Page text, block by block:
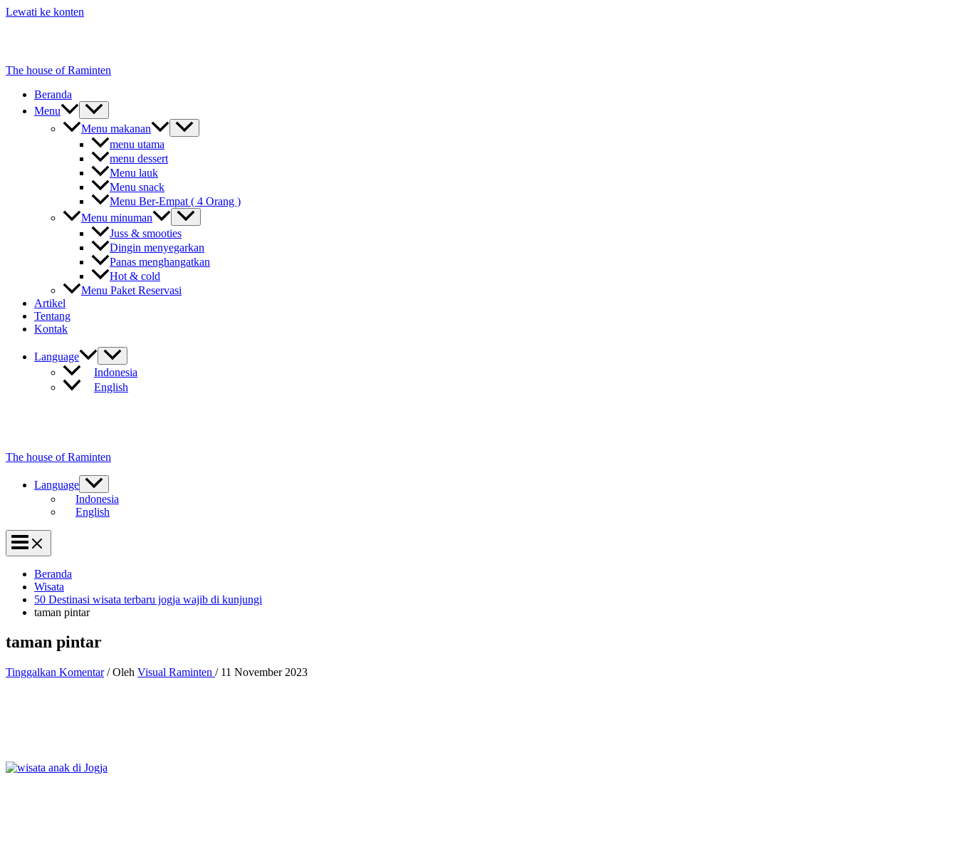
Lewati ke konten
The house of Raminten
Beranda
Menu
Menu makanan
menu utama
menu dessert
Menu lauk
Menu snack
Menu Ber-Empat ( 4 Orang )
Menu minuman
Juss & smooties
Dingin menyegarkan
Panas menghangatkan
Hot & cold
Menu Paket Reservasi
Artikel
Tentang
Kontak
Language
Indonesia
English
The house of Raminten
Language
Indonesia
English
Beranda
Wisata
50 Destinasi wisata terbaru jogja wajib di kunjungi
taman pintar
taman pintar
Tinggalkan Komentar / Oleh Visual Raminten / 11 November 2023